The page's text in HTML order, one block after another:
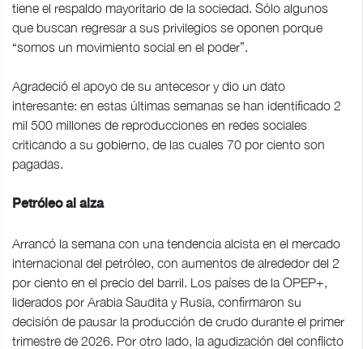
tiene el respaldo mayoritario de la sociedad. Sólo algunos
que buscan regresar a sus privilegios se oponen porque
“somos un movimiento social en el poder”.
Agradeció el apoyo de su antecesor y dio un dato
interesante: en estas últimas semanas se han identificado 2
mil 500 millones de reproducciones en redes sociales
criticando a su gobierno, de las cuales 70 por ciento son
pagadas.
Petróleo al alza
Arrancó la semana con una tendencia alcista en el mercado
internacional del petróleo, con aumentos de alrededor del 2
por ciento en el precio del barril. Los países de la OPEP+,
liderados por Arabia Saudita y Rusia, confirmaron su
decisión de pausar la producción de crudo durante el primer
trimestre de 2026. Por otro lado, la agudización del conflicto